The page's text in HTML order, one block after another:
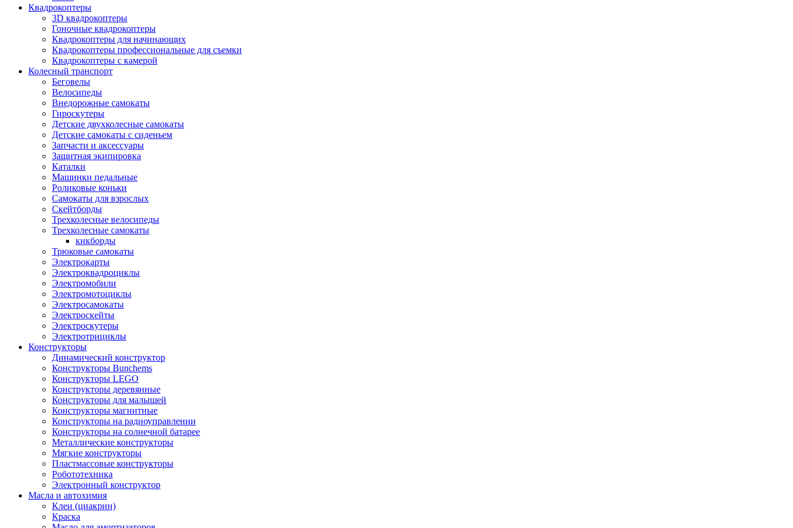
Квадрокоптеры
3D квадрокоптеры
Гоночные квадрокоптеры
Квадрокоптеры для начинающих
Квадрокоптеры профессиональные для съемки
Квадрокоптеры с камерой
Колесный транспорт
Беговелы
Велосипеды
Внедорожные самокаты
Гироскутеры
Детские двухколесные самокаты
Детские самокаты с сиденьем
Запчасти и аксессуары
Защитная экипировка
Каталки
Машинки педальные
Роликовые коньки
Самокаты для взрослых
Скейтборды
Трехколесные велосипеды
Трехколесные самокаты
кикборды
Трюковые самокаты
Электрокарты
Электроквадроциклы
Электромобили
Электромотоциклы
Электросамокаты
Электроскейты
Электроскутеры
Электротрициклы
Конструкторы
Динамический конструктор
Конструкторы Bunchems
Конструкторы LEGO
Конструкторы деревянные
Конструкторы для малышей
Конструкторы магнитные
Конструкторы на радиоуправлении
Конструкторы на солнечной батарее
Металлические конструкторы
Мягкие конструкторы
Пластмассовые конструкторы
Робототехника
Электронный конструктор
Масла и автохимия
Клеи (циакрин)
Краска